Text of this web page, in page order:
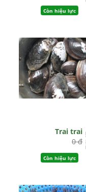
Còn hiệu lực
Trai trai
0 đ
Còn hiệu lực